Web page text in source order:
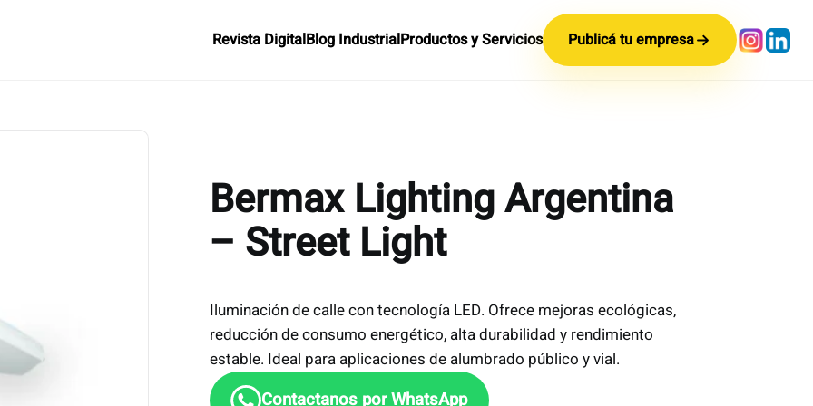
Revista DigitalBlog IndustrialProductos y Servicios Publicá tu empresa
Bermax Lighting Argentina
– Street Light
Iluminación de calle con tecnología LED. Ofrece mejoras ecológicas,
reducción de consumo energético, alta durabilidad y rendimiento
estable. Ideal para aplicaciones de alumbrado público y vial.